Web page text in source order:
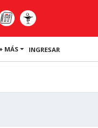
+ MÁS INGRESAR